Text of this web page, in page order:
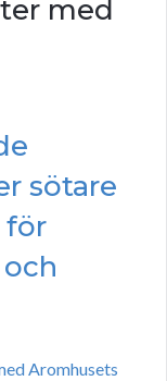
med
sötare
för
Aromhusets